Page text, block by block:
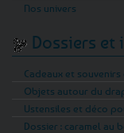
Nos univers
Dossiers et
Cadeaux et
Objets autour du
Ustensiles et déco
Dossier : caramel au